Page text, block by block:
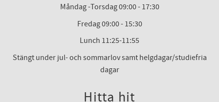
Måndag -Torsdag 09:00 - 17:30
Fredag 09:00 - 15:30
Lunch 11:25-11:55
Stängt under jul- och sommarlov samt helgdagar/studiefria
dagar
Hitta hit